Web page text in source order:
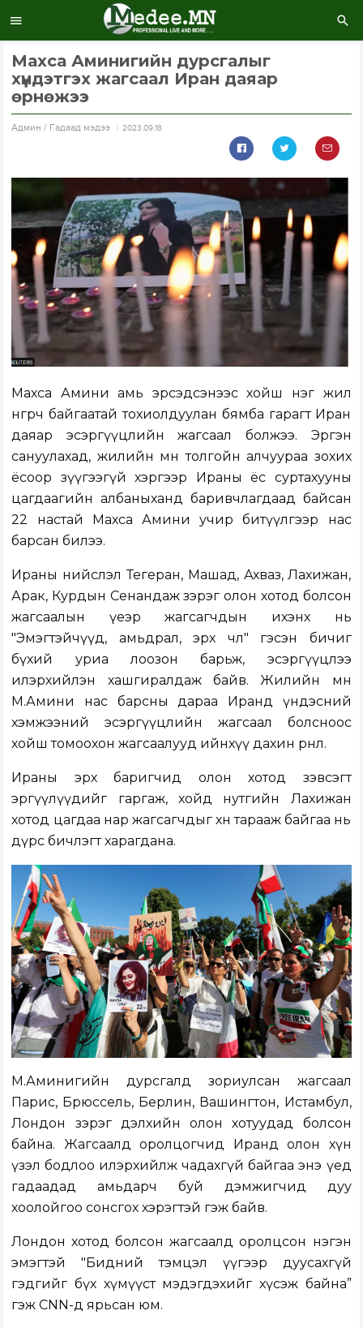
Махса Аминигийн дурсгалыг
хүндэтгэх жагсаал Иран даяар
өрнөжээ
Aдмин / Гадаад мэдээ 2023.09.18
Махса Амини амь эрсэдсэнээс хойш нэг жил
өнгөрч байгаатай тохиолдуулан бямба гарагт Иран
даяар эсэргүүцлийн жагсаал болжээ. Эргэн
сануулахад, жилийн өмнө толгойн алчуураа зохих
ёсоор зүүгээгүй хэргээр Ираны ёс суртахууны
цагдаагийн албаныханд баривчлагдаад байсан
22 настай Махса Амини учир битүүлгээр нас
барсан билээ.
Ираны нийслэл Тегеран, Машад, Ахваз, Лахижан,
Арак, Курдын Сенандаж зэрэг олон хотод болсон
жагсаалын үеэр жагсагчдын ихэнх нь
"Эмэгтэйчүүд, амьдрал, эрх чөлөө" гэсэн бичиг
бүхий уриа лоозон барьж, эсэргүүцлээ
илэрхийлэн хашгиралдаж байв. Жилийн өмнө
М.Амини нас барсны дараа Иранд үндэсний
хэмжээний эсэргүүцлийн жагсаал болсноос
хойш томоохон жагсаалууд ийнхүү дахин өрнөлөө.
Ираны эрх баригчид олон хотод зэвсэгт
эргүүлүүдийг гаргаж, хойд нутгийн Лахижан
хотод цагдаа нар жагсагчдыг хөөн тарааж байгаа нь
дүрс бичлэгт харагдана.
М.Аминигийн дурсгалд зориулсан жагсаал
Парис, Брюссель, Берлин, Вашингтон, Истамбул,
Лондон зэрэг дэлхийн олон хотуудад болсон
байна. Жагсаалд оролцогчид Иранд олон хүн
үзэл бодлоо илэрхийлж чадахгүй байгаа энэ үед
гадаадад амьдарч буй дэмжигчид дуу
хоолойгоо сонсгох хэрэгтэй гэж байв.
Лондон хотод болсон жагсаалд оролцсон нэгэн
эмэгтэй "Бидний тэмцэл үүгээр дуусахгүй
гэдгийг бүх хүмүүст мэдэгдэхийг хүсэж байна”
гэж CNN-д ярьсан юм.